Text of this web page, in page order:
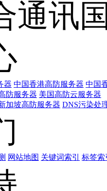
通讯
器 中国香港高防服务器 中国
防服务器 美国高防云服务器
加坡高防服务器 DNS污染处
网站地图 关键词索引 标签索